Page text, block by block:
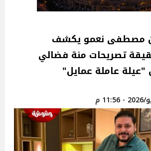
مصطفى نعمو يكشف
تصريحات منة فضالي
عاملة عمايل"